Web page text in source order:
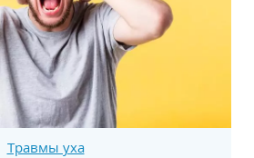
Травмы уха